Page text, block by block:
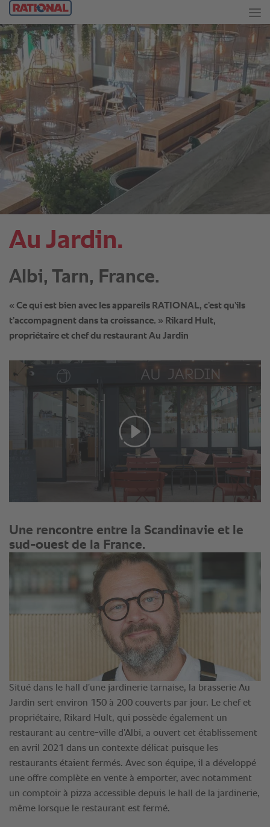
Au Jardin.
Albi, Tarn, France.
« Ce qui est bien avec les appareils RATIONAL, c’est qu’ils
t’accompagnent dans ta croissance. » Rikard Hult,
propriétaire et chef du restaurant Au Jardin